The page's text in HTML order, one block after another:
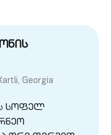
Georgia